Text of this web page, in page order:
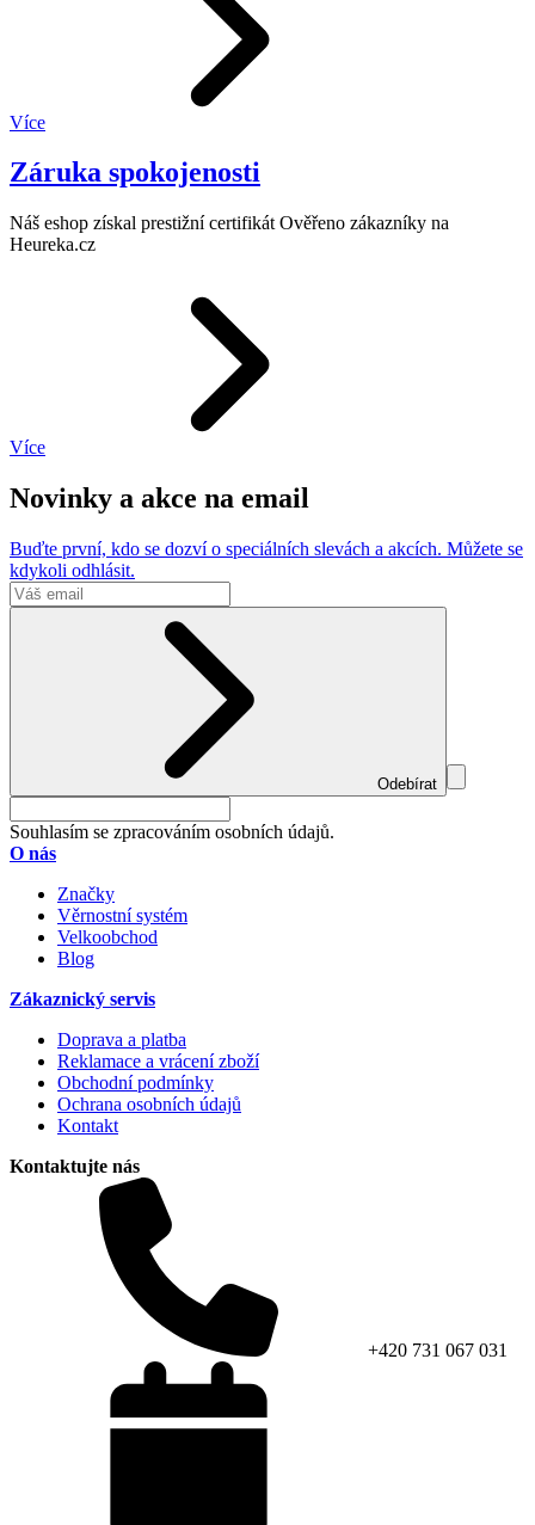
Více
Záruka spokojenosti
Náš eshop získal prestižní certifikát Ověřeno zákazníky na
Heureka.cz
Více
Novinky a akce na email
Buďte první, kdo se dozví o speciálních slevách a akcích. Můžete se
kdykoli odhlásit.
Odebírat
Souhlasím se zpracováním osobních údajů.
O nás
Značky
Věrnostní systém
Velkoobchod
Blog
Zákaznický servis
Doprava a platba
Reklamace a vrácení zboží
Obchodní podmínky
Ochrana osobních údajů
Kontakt
Kontaktujte nás
+420 731 067 031